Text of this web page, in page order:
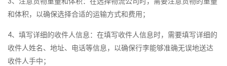
和体积，以确保选择合适的运输方式和费用；
4、填写详细的收件人信息：在填写收件人信息时，需要填写详细的
收件人姓名、地址、电话等信息，以确保行李能够准确无误地送达
收件人手中；